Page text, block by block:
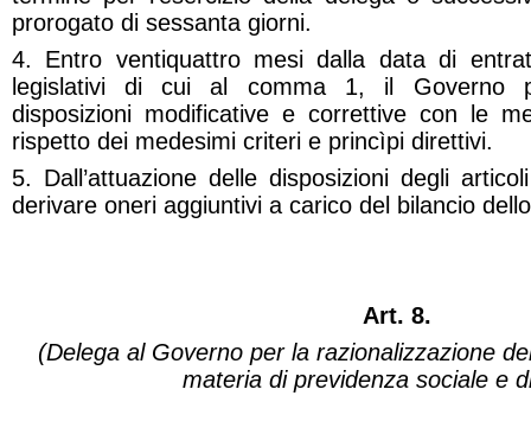
prorogato di sessanta giorni.
4. Entro ventiquattro mesi dalla data di
legislativi di cui al comma 1, il Governo
disposizioni modificative e correttive con le
rispetto dei medesimi criteri e princìpi direttivi.
5. Dall’attuazione delle disposizioni degli
derivare oneri aggiuntivi a carico del bilancio
Art. 8.
(Delega al Governo per la razionalizzazione
materia di previdenza sociale e